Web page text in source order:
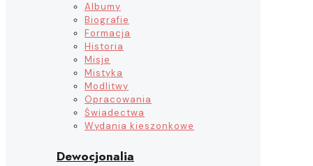
Albumy
Biografie
Formacja
Historia
Misje
Mistyka
Modlitwy
Opracowania
Świadectwa
Wydania kieszonkowe
Dewocjonalia